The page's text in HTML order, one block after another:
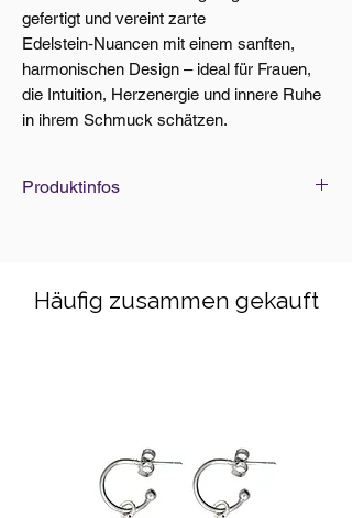
gefertigt und vereint zarte
Edelstein‑Nuancen mit einem sanften,
harmonischen Design – ideal für Frauen,
die Intuition, Herzenergie und innere Ruhe
in ihrem Schmuck schätzen.
Produktinfos
Häufig zusammen gekauft